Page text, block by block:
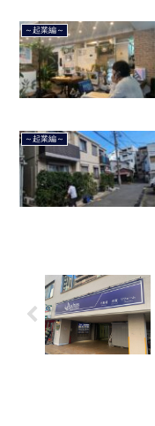
～起業編～
～起業編～